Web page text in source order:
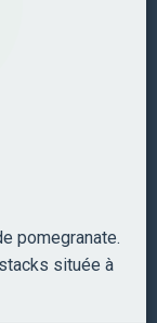
pomegranate.
située à